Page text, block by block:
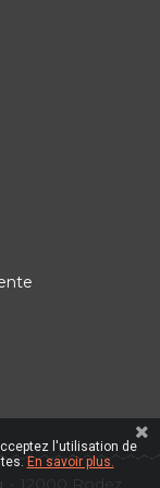
12000 Rodez
l'utilisation de
En savoir plus.